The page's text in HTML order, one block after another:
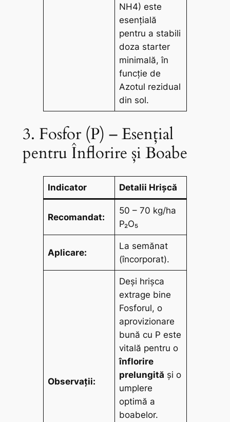
NH4) este
esențială
pentru a stabili
doza starter
minimală, în
funcție de
Azotul rezidual
din sol.
3. Fosfor (P) – Esențial
pentru Înflorire și Boabe
Indicator Detalii Hrișcă
Recomandat:
50 – 70 kg/ha
P₂O₅
Aplicare:
La semănat
(încorporat).
Observații:
Deși hrișca
extrage bine
Fosforul, o
aprovizionare
bună cu P este
vitală pentru o
înflorire
prelungită și o
umplere
optimă a
boabelor.